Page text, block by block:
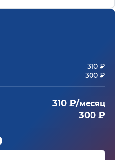
310 ₽
300 ₽
310 ₽/месяц
300 ₽